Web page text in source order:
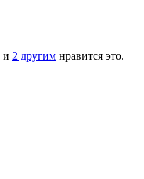
и 2 другим нравится это.